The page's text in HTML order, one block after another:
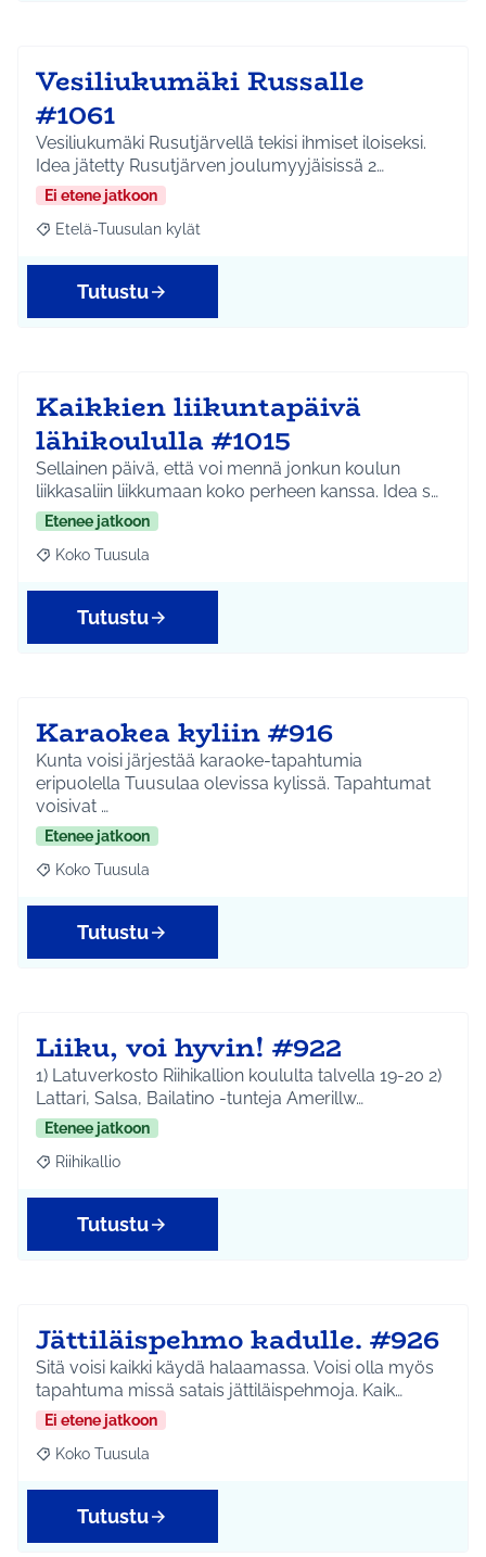
Vesiliukumäki Russalle
#1061
Vesiliukumäki Rusutjärvellä tekisi ihmiset iloiseksi.
Idea jätetty Rusutjärven joulumyyjäisissä 2…
Ei etene jatkoon
Rajaa tulokset aihepiirin mukaan: Etelä-Tuusulan kylät
Etelä-Tuusulan kylät
Tutustu
Kaikkien liikuntapäivä
lähikoululla #1015
Sellainen päivä, että voi mennä jonkun koulun
liikkasaliin liikkumaan koko perheen kanssa. Idea s…
Etenee jatkoon
Rajaa tulokset aihepiirin mukaan: Koko Tuusula
Koko Tuusula
Tutustu
Karaokea kyliin #916
Kunta voisi järjestää karaoke-tapahtumia
eripuolella Tuusulaa olevissa kylissä. Tapahtumat
voisivat …
Etenee jatkoon
Rajaa tulokset aihepiirin mukaan: Koko Tuusula
Koko Tuusula
Tutustu
Liiku, voi hyvin! #922
1) Latuverkosto Riihikallion koululta talvella 19-20 2)
Lattari, Salsa, Bailatino -tunteja Amerillw…
Etenee jatkoon
Rajaa tulokset aihepiirin mukaan: Riihikallio
Riihikallio
Tutustu
Jättiläispehmo kadulle. #926
Sitä voisi kaikki käydä halaamassa. Voisi olla myös
tapahtuma missä satais jättiläispehmoja. Kaik…
Ei etene jatkoon
Rajaa tulokset aihepiirin mukaan: Koko Tuusula
Koko Tuusula
Tutustu